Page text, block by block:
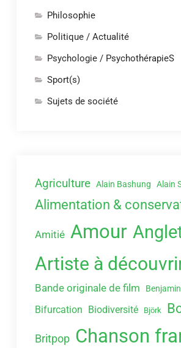
Philosophie
Politique / Actualité
Psychologie / PsychothérapieS
Sport(s)
Sujets de société
Agriculture Alain Bashung Alain
Alimentation &
Amitié Amour
Artiste à
Bande originale de film
Bifurcation Biodiversité Björk
Britpop Chanson